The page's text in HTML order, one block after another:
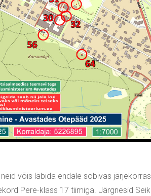
võis läbida endale sobivas
Pere-klass 17 tiimiga. Järgnesid